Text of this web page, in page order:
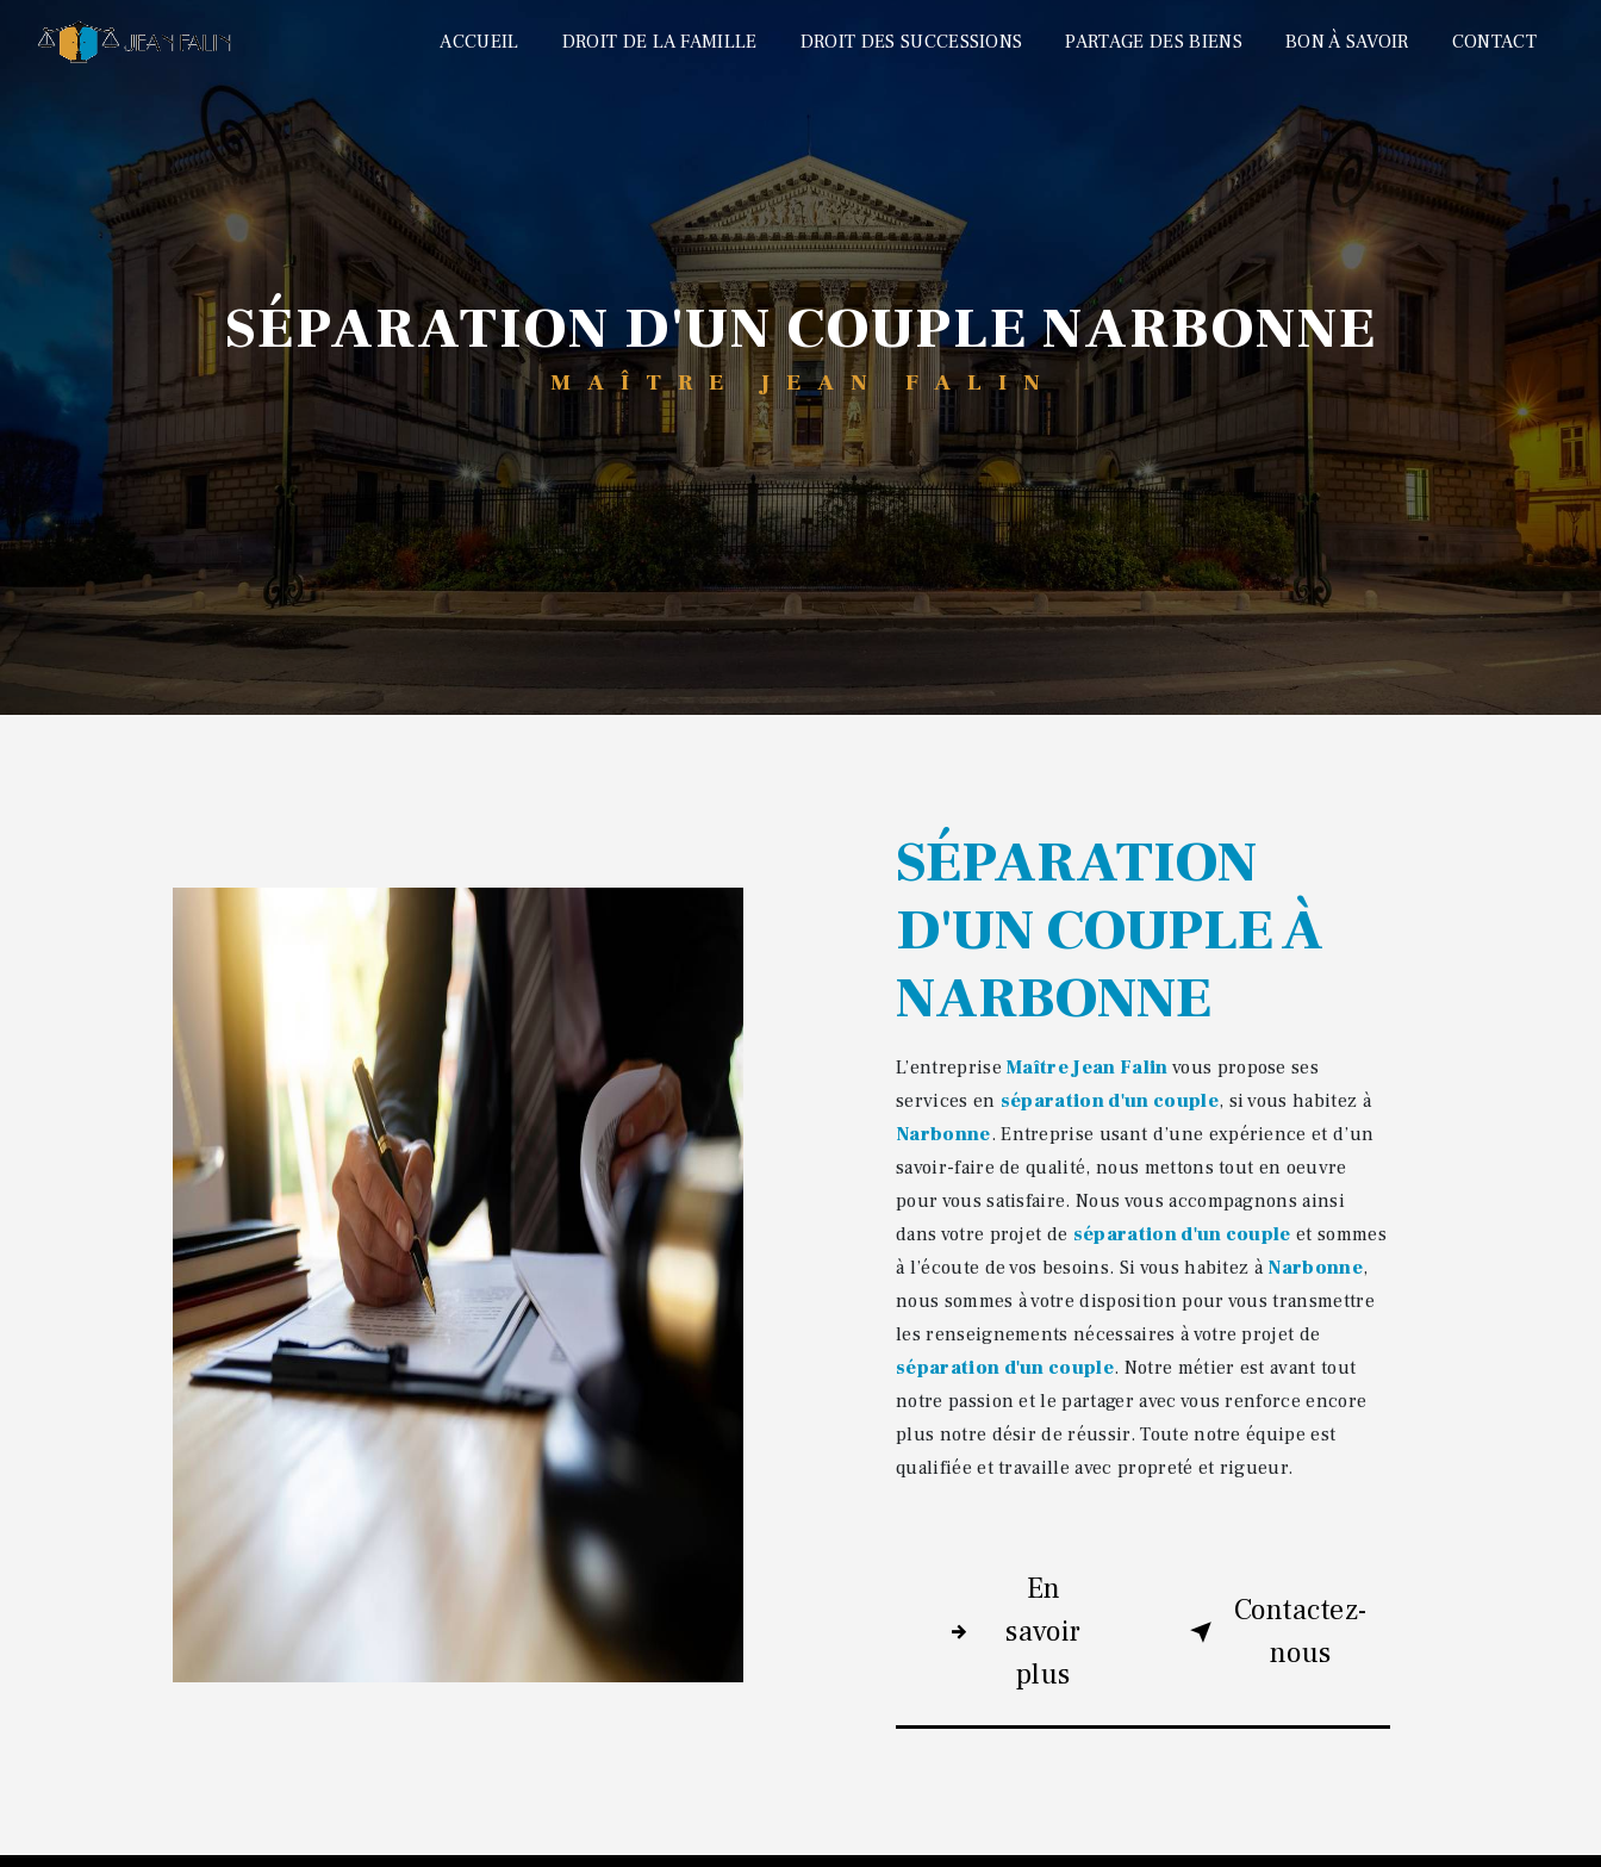
ACCUEIL DROIT DE LA FAMILLE DROIT DES SUCCESSIONS PARTAGE DES BIENS BON À SAVOIR CONTACT
SÉPARATION D'UN COUPLE NARBONNE
MAÎTRE JEAN FALIN
SÉPARATION
D'UN COUPLE À
NARBONNE
L’entrepriseMaître Jean Falin vous propose ses
services en séparation d'un couple, si vous habitez à
Narbonne. Entreprise usant d’une expérience et d’un
savoir-faire de qualité, nous mettons tout en oeuvre
pour vous satisfaire. Nous vous accompagnons ainsi
dans votre projet de séparation d'un couple et sommes
à l’écoute de vos besoins. Si vous habitez à Narbonne,
nous sommes à votre disposition pour vous transmettre
les renseignements nécessaires à votre projet de
séparation d'un couple. Notre métier est avant tout
notre passion et le partager avec vous renforce encore
plus notre désir de réussir. Toute notre équipe est
qualifiée et travaille avec propreté et rigueur.
En
savoir
plus
Contactez-
nous
Panneau de gestion des cookies